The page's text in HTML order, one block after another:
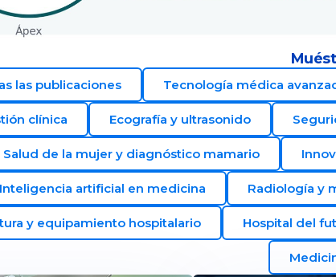
las publicaciones Tecnología médica
clínica Ecografía y ultrasonido
Salud de la mujer y diagnóstico mamario
Inteligencia artificial en medicina Radiología y
y equipamiento hospitalario Hospital del